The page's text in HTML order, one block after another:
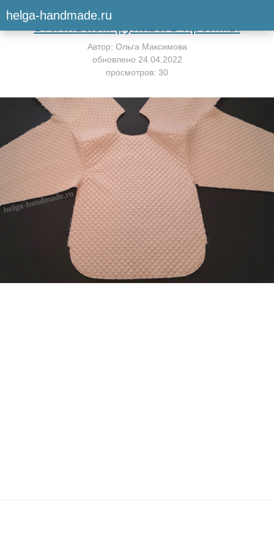
helga-handmade.ruВернуться к мастер-классу
втачиваем рукава в проймы
Автор: Ольга Максимова
обновлено 24.04.2022
просмотров: 30